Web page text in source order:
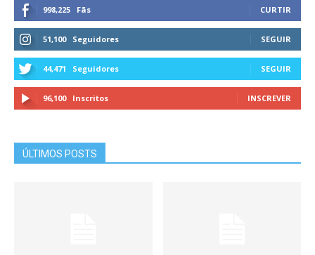
998,225 Fãs CURTIR
51,100 Seguidores SEGUIR
44,471 Seguidores SEGUIR
96,100 Inscritos INSCREVER
ÚLTIMOS POSTS